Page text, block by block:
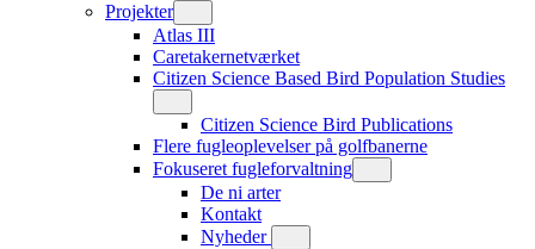
Projekter
Atlas III
Caretakernetværket
Citizen Science Based Bird Population Studies
Citizen Science Bird Publications
Flere fugleoplevelser på golfbanerne
Fokuseret fugleforvaltning
De ni arter
Kontakt
Nyheder